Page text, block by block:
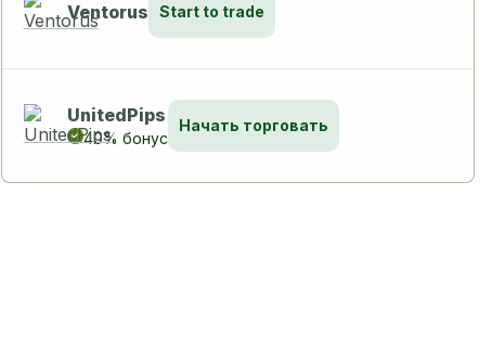
Ventorus Start to trade
UnitedPips
40% бонус
Начать торговать